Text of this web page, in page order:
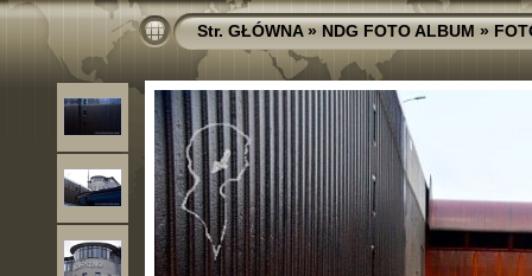
Str. GŁÓWNA»NDG FOTO ALBUM»